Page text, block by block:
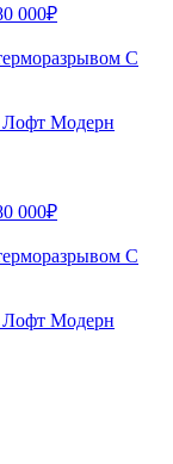
000₽
С
Лофт Модерн
000₽
С
Лофт Модерн